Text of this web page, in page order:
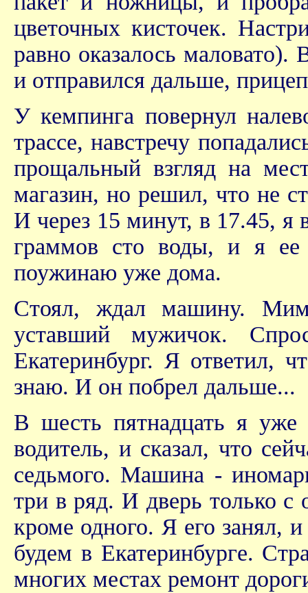
цветочных кисточек.
равно оказалось маловато).
и отправился дальше,
У кемпинга повернул
трассе, навстречу
прощальный взгляд на
магазин, но решил, что не
И через 15 минут, в 17.45, я
граммов сто воды, и я ее
поужинаю уже дома.
Стоял, ждал машину.
уставший мужичок.
Екатеринбург. Я ответил,
знаю. И он побрел дальше...
В шесть пятнадцать я уже
водитель, и сказал, что
седьмого. Машина -
три в ряд. И дверь только
кроме одного. Я его занял,
будем в Екатеринбурге.
многих местах ремонт